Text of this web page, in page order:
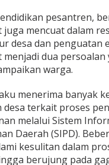
pesantren,
juga mencuat dalam
desa dan penguatan
menjadi dua
warga.
menerima banyak
desa terkait proses
melalui Sistem
Daerah (SIPD).
kesulitan dalam
berujung pada